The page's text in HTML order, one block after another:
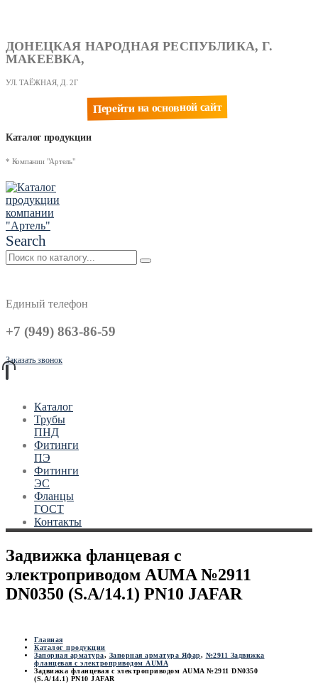
ДОНЕЦКАЯ НАРОДНАЯ РЕСПУБЛИКА, Г.
МАКЕЕВКА,
УЛ. ТАЁЖНАЯ, Д. 2Г
Перейти на основной сайт
Каталог продукции
* Компании "Артель"
Search
Единый телефон
+7 (949) 863-86-59
Заказать звонок
Каталог
Трубы
ПНД
Фитинги
ПЭ
Фитинги
ЭС
Фланцы
ГОСТ
Контакты
Задвижка фланцевая с
электроприводом AUMA №2911
DN0350 (S.A/14.1) PN10 JAFAR
Главная
Каталог продукции
Запорная арматура, Запорная арматура Яфар, №2911 Задвижка
фланцевая с электроприводом AUMA
Задвижка фланцевая с электроприводом AUMA №2911 DN0350
(S.A/14.1) PN10 JAFAR